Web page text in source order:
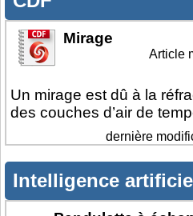
Mirage
Un mirage est dû à la
des couches d’air de
Article
dernière
Intelligence